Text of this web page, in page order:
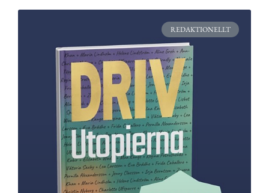
REDAKTIONELLT